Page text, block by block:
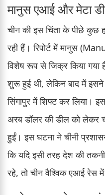
मानुस एआई और मेटा
चीन की इस चिंता के पीछे कुछ
रही हैं। रिपोर्ट में मानुस
विशेष रूप से जिक्र किया
शुरू हुई थी, लेकिन बाद में
सिंगापुर में शिफ्ट कर लिया।
अरब डॉलर की डील को लेकर
हुईं। इस घटना ने चीनी
कि यदि इसी तरह देश की
रहे, तो चीन वैश्विक एआई रेस